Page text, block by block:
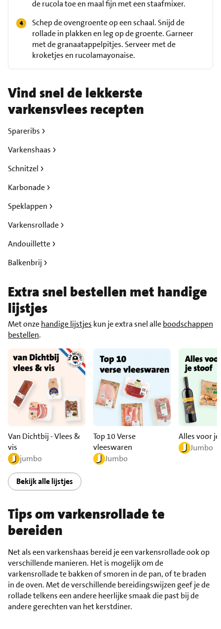
de rucola toe en maal fijn met een staafmixer.
Schep de ovengroente op een schaal. Snijd de
rollade in plakken en leg op de groente. Garneer
met de granaatappelpitjes. Serveer met de
kroketjes en rucolamayonaise.
Vind snel de lekkerste
varkensvlees recepten
Spareribs
Varkenshaas
Schnitzel
Karbonade
Speklappen
Varkensrollade
Andouillette
Balkenbrij
Extra snel bestellen met handige
lijstjes
Met onzehandige lijstjes kun je extra snel alleboodschappen
bestellen.
Van Dichtbij - Vlees &
vis
jumbo
Top 10 Verse
vleeswaren
Jumbo
Alles voor
Jumbo
Bekijk alle lijstjes
Tips om varkensrollade te
bereiden
Net als een varkenshaas bereid je een varkensrollade ook op
verschillende manieren. Het is mogelijk om de
varkensrollade te bakken of smoren in de pan, of te braden
in de oven. Met de verschillende bereidingswijzen geef je de
rollade telkens een andere heerlijke smaak die past bij de
andere gerechten van het kerstdiner.